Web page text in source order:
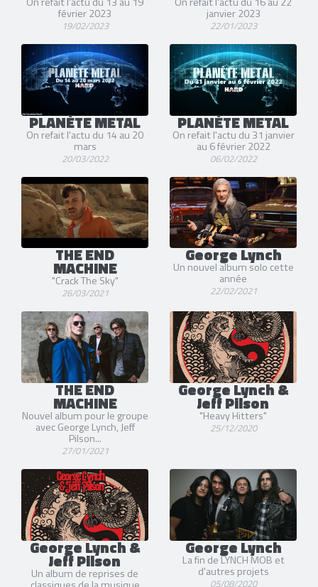
février 2023
19/02/2023
janvier 2023
22/01/2023
PLANÈTE METAL
On refait l'actu du 14 au 20
mars
20/03/2022
PLANÈTE METAL
On refait l'actu du 31 janvier
au 6 février 2022
06/02/2022
THE END
MACHINE
"Crack The Sky"
26/03/2021
George Lynch
Un nouvel album solo cette
année
22/02/2021
THE END
MACHINE
Nouvel album pour le groupe
avec George Lynch, Jeff
Pilson...
27/01/2021
George Lynch &
Jeff Pilson
"Heavy Hitters"
25/12/2020
George Lynch &
Jeff Pilson
Un album de reprises de
George Lynch
La fin de LYNCH MOB et
d'autres projets
05/08/2020